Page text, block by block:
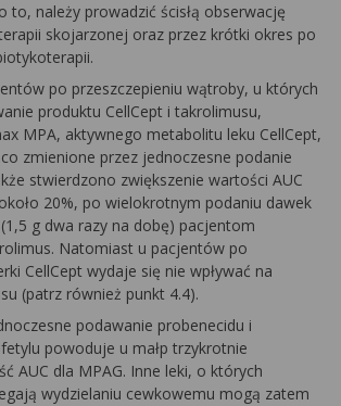
to, należy prowadzić ścisłą obserwację
skojarzonej oraz przez krótki okres po
po przeszczepieniu wątroby, u których
produktu CellCept i takrolimusu,
MPA, aktywnego metabolitu leku CellCept,
zmienione przez jednoczesne podanie
stwierdzono zwiększenie wartości AUC
20%, po wielokrotnym podaniu dawek
g dwa razy na dobę) pacjentom
Natomiast u pacjentów po
CellCept wydaje się nie wpływać na
(patrz również punkt 4.4).
podawanie probenecidu i
powoduje u małp trzykrotnie
AUC dla MPAG. Inne leki, o których
wydzielaniu cewkowemu mogą zatem